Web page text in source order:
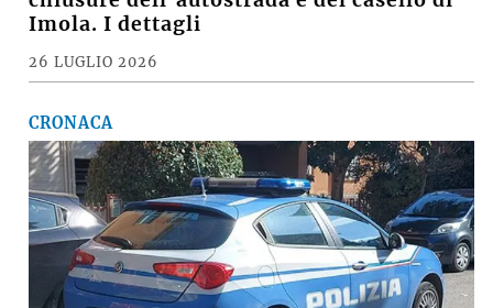
Le notizie più lette
CRONACA